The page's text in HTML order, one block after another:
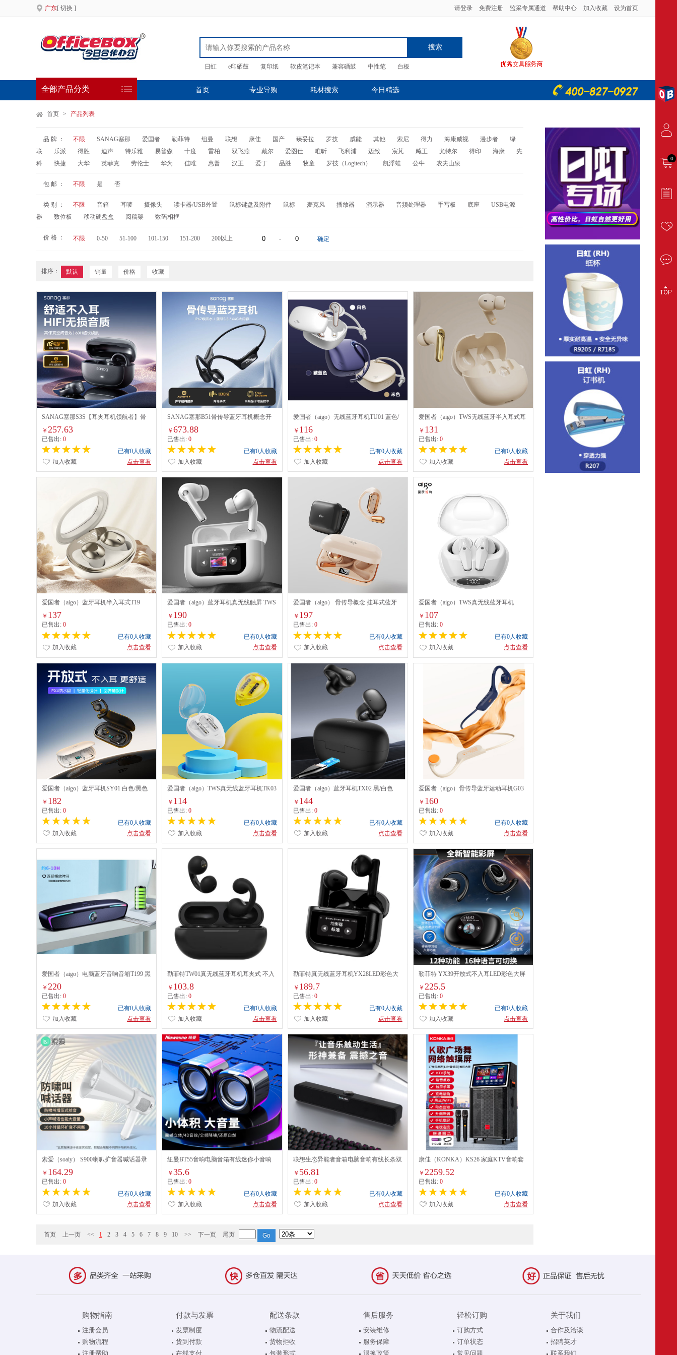
请登录 免费注册 监采专属通道 帮助中心 加入收藏 设为首页
广东[ 切换 ]
搜索
日虹 e印硒鼓 复印纸 软皮笔记本 兼容硒鼓 中性笔 白板
全部产品分类 首页 专业导购 耗材搜索 今日精选
首页 > 产品列表
品 牌 ： 不限 SANAG塞那 爱国者 勒菲特 纽曼 联想 康佳 国产 臻妥拉 罗技 威能 其他 索尼 得力 海康威视 漫步者
绿
联
乐派 得胜 迪声 特乐雅 易普森 十度 雷柏 双飞燕 戴尔 爱图仕 唯昕 飞利浦 迈致 宸芃 飚王 尤特尔 得印 海康
先
科
快捷 大华 英菲克 劳伦士 华为 佳唯 惠普 汉王 爱丁 品胜 牧童 罗技（Logitech） 凯浮蛙 公牛 农夫山泉
包 邮 ： 不限 是 否
类 别 ： 不限 音箱 耳唛 摄像头 读卡器/USB外置 鼠标键盘及附件 鼠标 麦克风 播放器 演示器 音频处理器 手写板 底座
USB电源
器
数位板 移动硬盘盒 阅稿架 数码相框
价 格 ： 不限 0-50 51-100 101-150 151-200 200以上 - 确定
排序： 默认 销量 价格 收藏
SANAG塞那S3S【耳夹耳机领航者】骨
传导蓝牙耳机概念开放式耳挂耳夹耳式耳
机通话降噪
￥ 257.63
已售出: 0
已有0人收藏
点击查看
加入收藏
SANAG塞那B51骨传导蓝牙耳机概念开
放式真无线不入耳运动耳机跑步通话降噪
长续航挂耳式气传导防水
￥673.88
已售出:0
已有0人收藏
点击查看
加入收藏
爱国者（aigo）无线蓝牙耳机TU01 蓝色/
米色
￥ 116
已售出: 0
已有0人收藏
点击查看
加入收藏
爱国者（aigo）TWS无线蓝牙半入耳式耳
机TA51 米白/黑色
￥ 131
已售出: 0
已有0人收藏
点击查看
加入收藏
爱国者（aigo）蓝牙耳机半入耳式T19
￥ 137
已售出: 0
已有0人收藏
点击查看
加入收藏
爱国者（aigo）蓝牙耳机真无线触屏 TWS
主动降噪智能耳机 T23（智能版）米白色
￥ 190
已售出:0
已有0人收藏
点击查看
加入收藏
爱国者（aigo） 骨传导概念 挂耳式蓝牙
耳机TX05 米色/黑色
￥ 197
已售出: 0
已有0人收藏
点击查看
加入收藏
爱国者（aigo）TWS真无线蓝牙耳机
TJ130 黑/白
￥ 107
已售出: 0
已有0人收藏
点击查看
加入收藏
爱国者（aigo）蓝牙耳机SY01 白色/黑色
￥ 182
已售出: 0
已有0人收藏
点击查看
加入收藏
爱国者（aigo）TWS真无线蓝牙耳机TK03
￥ 114
已售出:0
已有0人收藏
点击查看
加入收藏
爱国者（aigo）蓝牙耳机TX02 黑/白色
￥ 144
已售出: 0
已有0人收藏
点击查看
加入收藏
爱国者（aigo）骨传导蓝牙运动耳机G03
￥ 160
已售出: 0
已有0人收藏
点击查看
加入收藏
爱国者（aigo）电脑蓝牙音响音箱T199 黑
￥ 220
已售出: 0
已有0人收藏
点击查看
加入收藏
勒菲特TW01真无线蓝牙耳机耳夹式 不入
痛
￥ 103.8
已售出:0
已有0人收藏
点击查看
加入收藏
勒菲特真无线蓝牙耳机YX28LED彩色大
迟
￥ 189.7
已售出: 0
已有0人收藏
点击查看
加入收藏
勒菲特 YX39开放式不入耳LED彩色大屏
￥ 225.5
已售出: 0
已有0人收藏
点击查看
加入收藏
索爱（soaiy） S900喇叭扩音器喊话器录
音叫卖扬声器13W大功率大声公手持便携
式摆地摊蓝牙5.3高音宣传 经典版
￥ 164.29
已售出: 0
已有0人收藏
点击查看
加入收藏
纽曼BT55音响电脑音箱有线迷你小音响
多媒体笔记本电脑桌面家用台式机小型
USB高音质有源低音炮黑色
￥35.6
已售出:0
已有0人收藏
点击查看
加入收藏
联想生态异能者音箱电脑音响有线长条双
频双声道SAW1 HIFI级音质【有线款】
￥ 56.81
已售出: 0
已有0人收藏
点击查看
加入收藏
康佳（KONKA）KS26 家庭KTV音响套
装户外广场舞音响带显示屏家用唱歌电视
K歌卡拉ok音箱点歌机一体机
￥ 2259.52
已售出: 0
已有0人收藏
点击查看
加入收藏
首页 上一页 << 1 2 3 4 5 6 7 8 9 10 >> 下一页 尾页
购物指南
注册会员
购物流程
注册帮助
付款与发票
发票制度
货到付款
在线支付
配送条款
物流配送
货物拒收
包装形式
售后服务
安装维修
服务保障
退换政策
轻松订购
订购方式
订单状态
常见问题
关于我们
合作及洽谈
招聘英才
联系我们
0